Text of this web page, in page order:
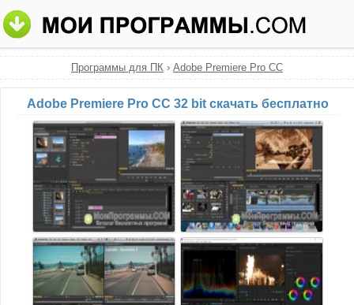
Программы для ПК › Adobe Premiere Pro CC
Adobe Premiere Pro CC 32 bit скачать бесплатно